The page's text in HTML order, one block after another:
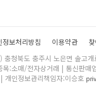
정보처리방침 이용약관
청북도 충주시 노은면 솔고
:소매/전자상거래 | 통신판매
인정보관리책임자:이승호